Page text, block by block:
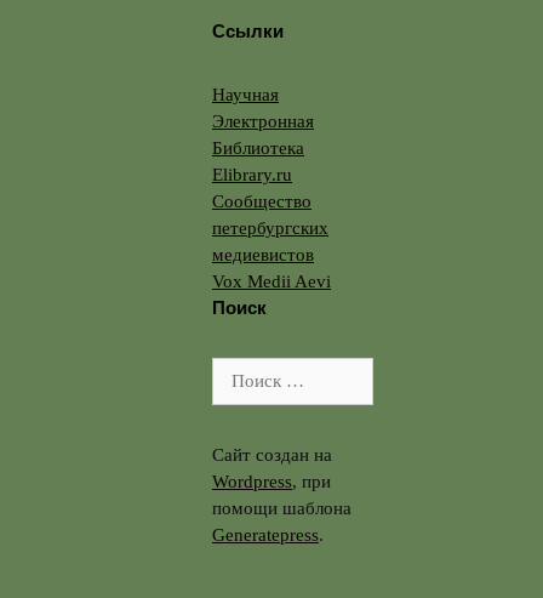
Ссылки
Научная
Электронная
Библиотека
Elibrary.ru
Сообщество
петербургских
медиевистов
Vox Medii Aevi
Поиск
Поиск:
Сайт создан на
Wordpress, при
помощи шаблона
Generatepress.